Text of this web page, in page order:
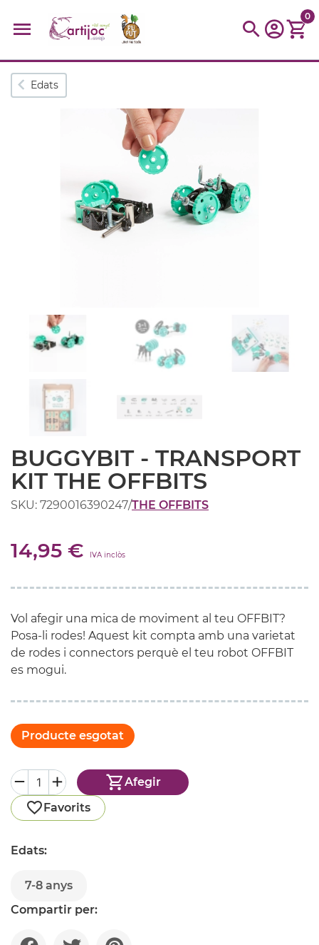
Cerques populars
trencaclosques baldufa
tinkering
0
Edats
BUGGYBIT - TRANSPORT
KIT THE OFFBITS
SKU: 7290016390247/THE OFFBITS
14,95 € IVA inclòs
Vol afegir una mica de moviment al teu OFFBIT?
Posa-li rodes! Aquest kit compta amb una varietat
de rodes i connectors perquè el teu robot OFFBIT
es mogui.
Producte esgotat
Afegir
Favorits
Edats:
7-8 anys
Compartir per: